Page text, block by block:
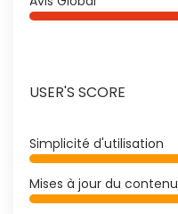
USER'S SCORE
Simplicité d'utilisation
Mises à jour du contenu